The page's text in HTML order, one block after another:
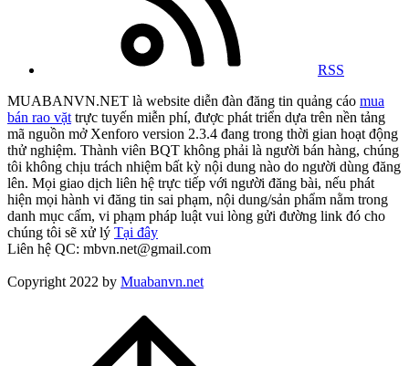
RSS
MUABANVN.NET là website diễn đàn đăng tin quảng cáo mua
bán rao vặt trực tuyến miễn phí, được phát triển dựa trên nền tảng
mã nguồn mở Xenforo version 2.3.4 đang trong thời gian hoạt động
thử nghiệm. Thành viên BQT không phải là người bán hàng, chúng
tôi không chịu trách nhiệm bất kỳ nội dung nào do người dùng đăng
lên. Mọi giao dịch liên hệ trực tiếp với người đăng bài, nếu phát
hiện mọi hành vi đăng tin sai phạm, nội dung/sản phẩm nằm trong
danh mục cấm, vi phạm pháp luật vui lòng gửi đường link đó cho
chúng tôi sẽ xử lý Tại đây
Liên hệ QC: mbvn.net@gmail.com
Copyright 2022 by Muabanvn.net